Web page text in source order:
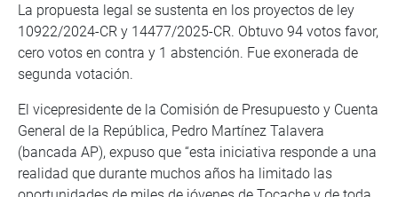
La propuesta legal se sustenta en los proyectos de ley
10922/2024-CR y 14477/2025-CR. Obtuvo 94 votos favor,
cero votos en contra y 1 abstención. Fue exonerada de
segunda votación.
El vicepresidente de la Comisión de Presupuesto y Cuenta
General de la República, Pedro Martínez Talavera
(bancada AP), expuso que “esta iniciativa responde a una
realidad que durante muchos años ha limitado las